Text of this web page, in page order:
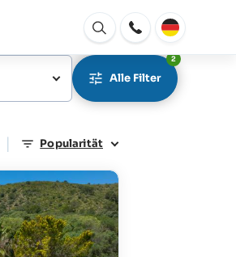
Fenster
Öffnen
Alle Filter
2
| Popularität